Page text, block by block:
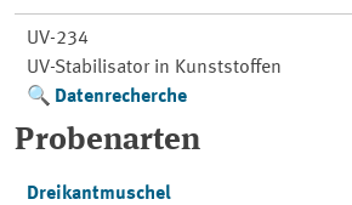
UV-234
UV-Stabilisator in Kunststoffen
Datenrecherche
Probenarten
Dreikantmuschel